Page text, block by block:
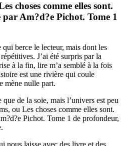
choses comme elles sont.
Am?d?e Pichot. Tome 1
qui berce le lecteur, mais dont les
J’ai été surpris par la
à la fin, lire m’a semblé à la fois
est une rivière qui coule
mène nulle part.
que de la soie, mais l’univers est peu
ou Les choses comme elles sont.
Pichot. Tome 1 de profondeur,
nous laisse avec des livre et des